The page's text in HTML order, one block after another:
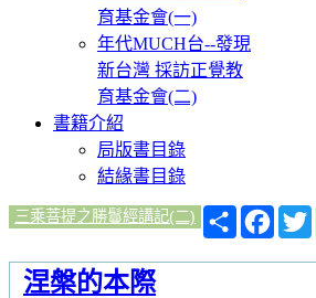
育基金會(一)
年代MUCH台--發現
新台灣 採訪正覺教
育基金會(二)
書籍介紹
局版書目錄
結緣書目錄
三乘菩提之勝鬘經講記(二)
分
享
涅槃的本際